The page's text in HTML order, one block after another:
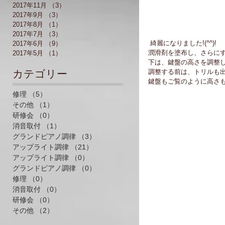
2017年11月
（3）
2017年9月
（3）
2017年8月
（1）
2017年7月
（3）
2017年6月
（9）
2017年5月
（1）
​カテゴリー
修理 （5）
その他
（1）
研修会
（0）
消音取付
（1）
グランドピアノ調律
（3）
アップライト調律
（21）
アップライト調律
（0）
グランドピアノ調律
（0）
修理
（0）
消音取付
（0）
研修会
（0）
その他
（2）
綺麗になりました!(^^)!
潤滑剤を塗布し、さらに
下は、鍵盤の高さを調整
調整する前は、トリルも
鍵盤もご覧のように高さ